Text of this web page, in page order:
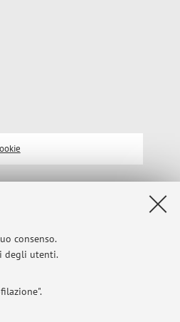
consenso.
degli utenti.